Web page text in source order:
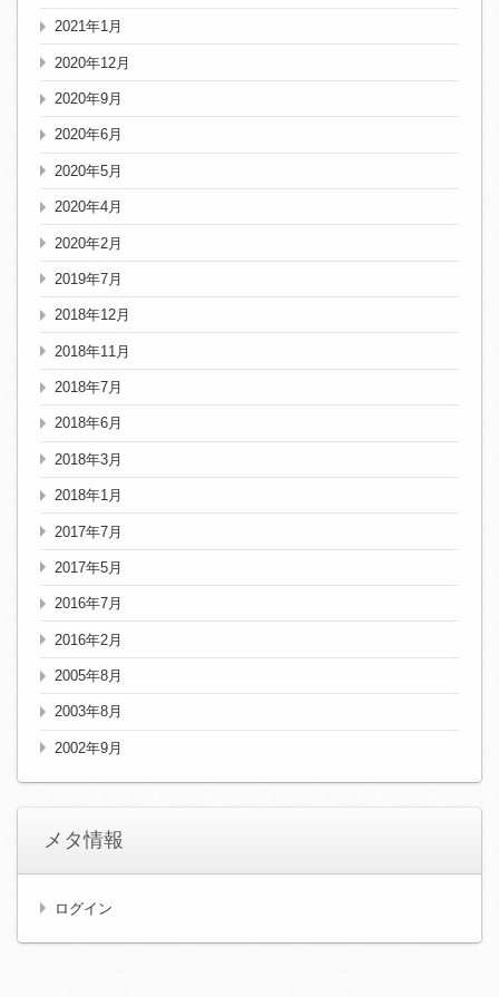
2021年1月
2020年12月
2020年9月
2020年6月
2020年5月
2020年4月
2020年2月
2019年7月
2018年12月
2018年11月
2018年7月
2018年6月
2018年3月
2018年1月
2017年7月
2017年5月
2016年7月
2016年2月
2005年8月
2003年8月
2002年9月
メタ情報
ログイン